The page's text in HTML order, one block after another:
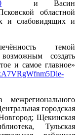
и Васин
областной
и слабовидящих и
темой
создать
и самое главное»
межрегионального
городская
Щекинская
Тульская